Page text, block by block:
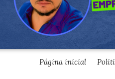
Página inicial